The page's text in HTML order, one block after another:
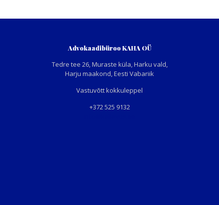
Advokaadibüroo KAHA OÜ
Tedre tee 26, Muraste küla, Harku vald,
Harju maakond, Eesti Vabariik
Vastuvõtt kokkuleppel
+372 525 9132